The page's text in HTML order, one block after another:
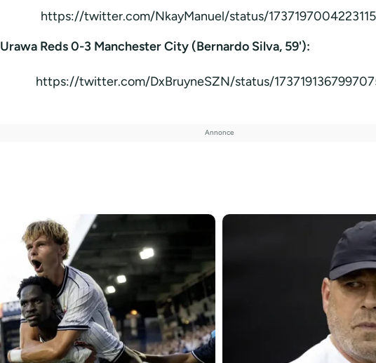
https://twitter.com/NkayManuel/status/
Urawa Reds 0-3 Manchester City (Bernardo Silva, 59'):
https://twitter.com/DxBruyneSZN/status/